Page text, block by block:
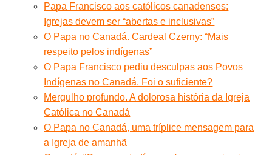
Papa Francisco aos católicos canadenses:
Igrejas devem ser “abertas e inclusivas”
O Papa no Canadá. Cardeal Czerny: “Mais
respeito pelos indígenas”
O Papa Francisco pediu desculpas aos Povos
Indígenas no Canadá. Foi o suficiente?
Mergulho profundo. A dolorosa história da Igreja
Católica no Canadá
O Papa no Canadá, uma tríplice mensagem para
a Igreja de amanhã